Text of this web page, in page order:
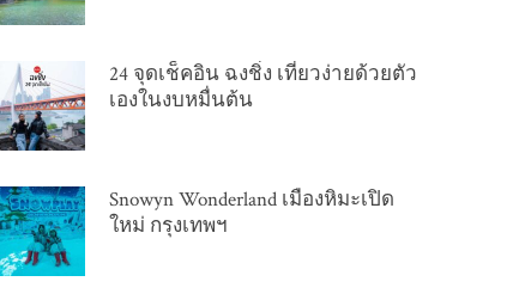
24 จุดเช็คอิน ฉงชิ่ง เที่ยวง่ายด้วยตัว
เองในงบหมื่นต้น
Snowyn Wonderland เมืองหิมะเปิด
ใหม่ กรุงเทพฯ